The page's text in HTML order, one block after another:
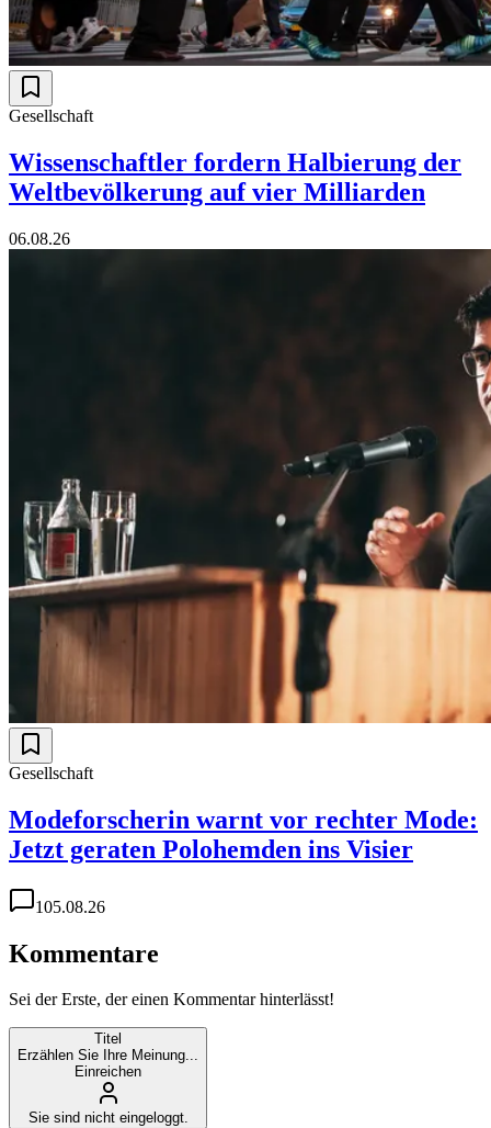
Gesellschaft
Wissenschaftler fordern Halbierung der
Weltbevölkerung auf vier Milliarden
06.08.26
Gesellschaft
Modeforscherin warnt vor rechter Mode:
Jetzt geraten Polohemden ins Visier
105.08.26
Kommentare
Sei der Erste, der einen Kommentar hinterlässt!
Titel
Erzählen Sie Ihre Meinung...
Einreichen
Sie sind nicht eingeloggt.